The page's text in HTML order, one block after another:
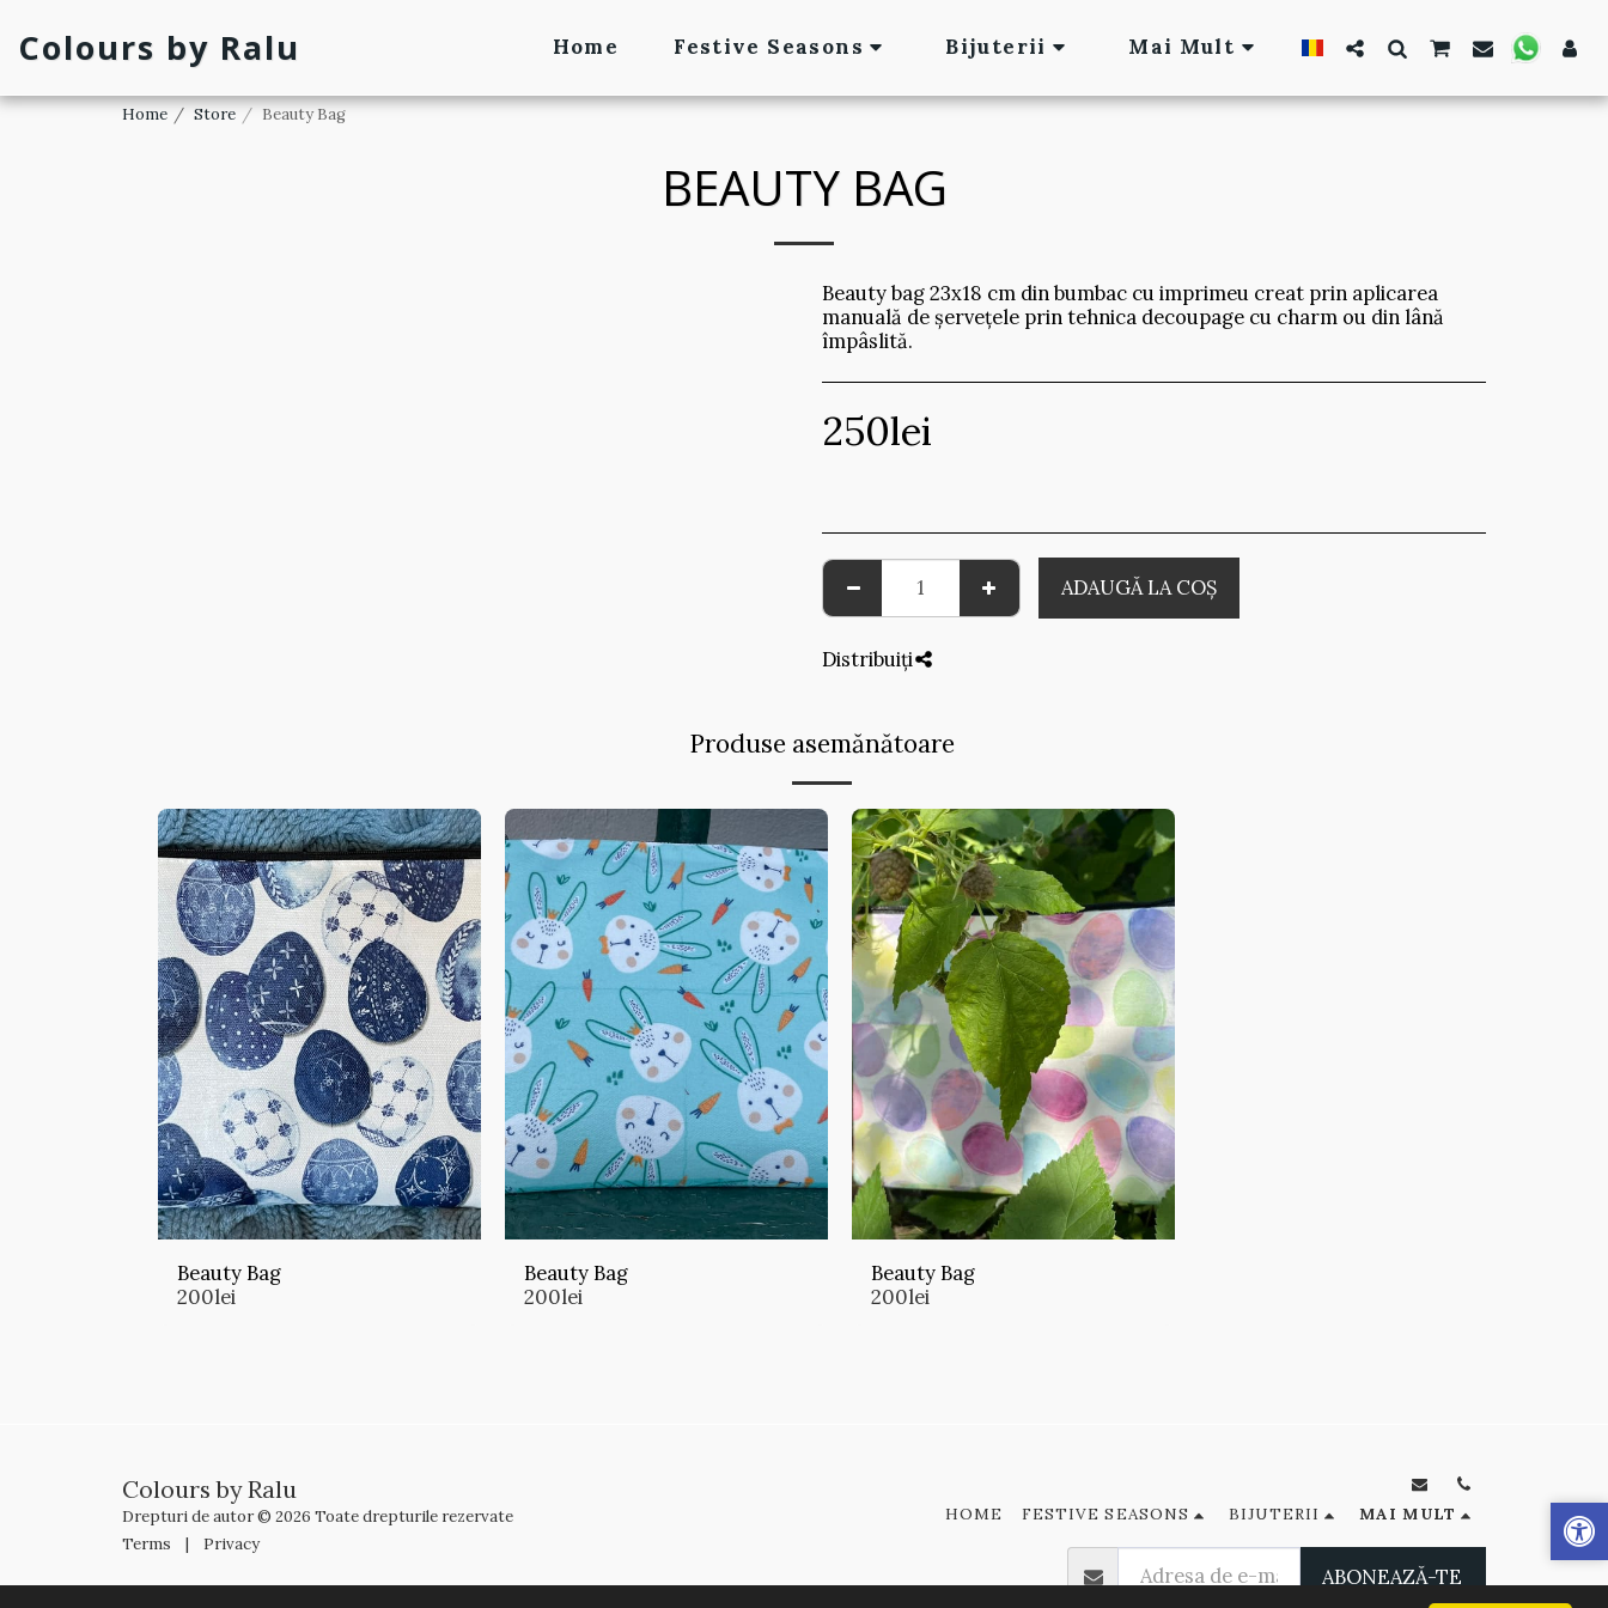
Colours by Ralu Home Festive Seasons Bijuterii Mai Mult
Home Store Beauty Bag
BEAUTY BAG
Beauty bag 23x18 cm din bumbac cu imprimeu creat prin aplicarea
manuală de șervețele prin tehnica decoupage cu charm ou din lână
împâslită.
250lei
ADAUGĂ LA COŞ
Distribuiți
Produse asemănătoare
Beauty Bag
200lei
Beauty Bag
200lei
Beauty Bag
200lei
Colours by Ralu
Drepturi de autor © 2026 Toate drepturile rezervate
Terms | Privacy
HOME FESTIVE SEASONS BIJUTERII MAI MULT
ABONEAZĂ-TE